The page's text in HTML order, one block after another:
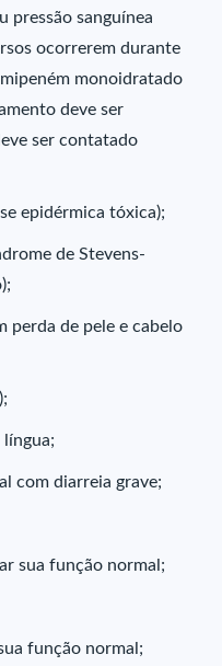
pressão sanguínea
ocorrerem durante
monoidratado
deve ser
ser contatado
epidérmica tóxica);
de Stevens-
perda de pele e cabelo
língua;
com diarreia grave;
sua função normal;
função normal;